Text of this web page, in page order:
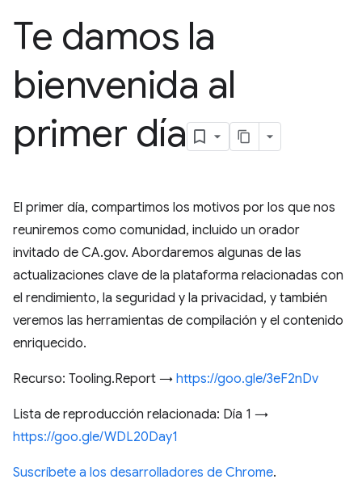
Te damos la
bienvenida al
primer día
El primer día, compartimos los motivos por los que nos
reuniremos como comunidad, incluido un orador
invitado de CA.gov. Abordaremos algunas de las
actualizaciones clave de la plataforma relacionadas con
el rendimiento, la seguridad y la privacidad, y también
veremos las herramientas de compilación y el contenido
enriquecido.
Recurso: Tooling.Report → https://goo.gle/3eF2nDv
Lista de reproducción relacionada: Día 1 →
https://goo.gle/WDL20Day1
Suscríbete a los desarrolladores de Chrome.